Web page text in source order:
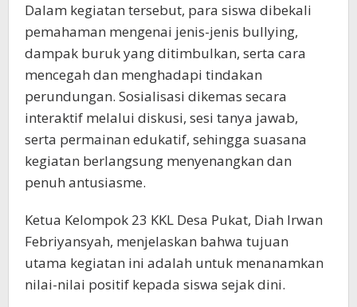
Dalam kegiatan tersebut, para siswa dibekali
pemahaman mengenai jenis-jenis bullying,
dampak buruk yang ditimbulkan, serta cara
mencegah dan menghadapi tindakan
perundungan. Sosialisasi dikemas secara
interaktif melalui diskusi, sesi tanya jawab,
serta permainan edukatif, sehingga suasana
kegiatan berlangsung menyenangkan dan
penuh antusiasme.
Ketua Kelompok 23 KKL Desa Pukat, Diah Irwan
Febriyansyah, menjelaskan bahwa tujuan
utama kegiatan ini adalah untuk menanamkan
nilai-nilai positif kepada siswa sejak dini.